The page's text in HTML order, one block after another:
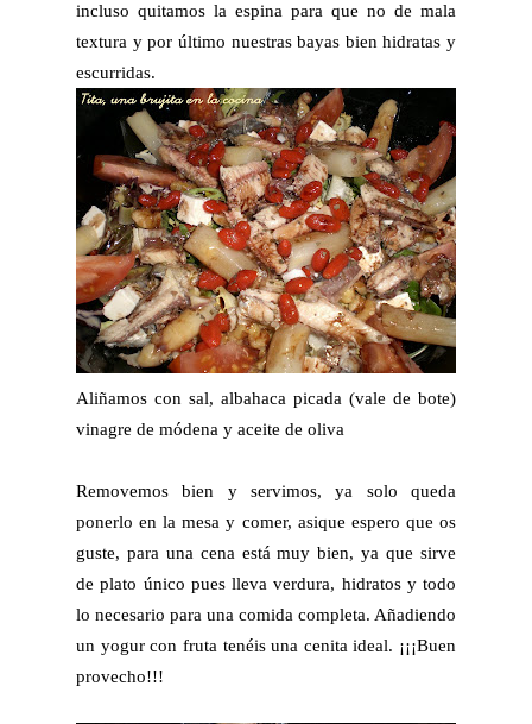
incluso quitamos la espina para que no de mala
textura y por último nuestras bayas bien hidratas y
escurridas.
Aliñamos con sal, albahaca picada (vale de bote)
vinagre de módena y aceite de oliva
Removemos bien y servimos, ya solo queda
ponerlo en la mesa y comer, asique espero que os
guste, para una cena está muy bien, ya que sirve
de plato único pues lleva verdura, hidratos y todo
lo necesario para una comida completa. Añadiendo
un yogur con fruta tenéis una cenita ideal. ¡¡¡Buen
provecho!!!